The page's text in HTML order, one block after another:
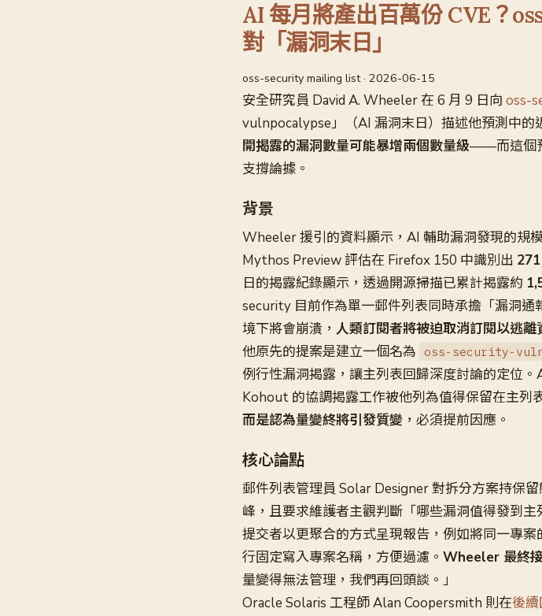
AI 每月將產出百萬份 CVE？
對「漏洞末日」
oss-security mailing list · 2026-06-15
安全研究員 David A. Wheeler 在 6 月 9 日向 oss-
vulnpocalypse」（AI 漏洞末日）描述他預測中的
開揭露的漏洞數量可能暴增兩個數量級——而這個
支撐論據。
背景
Wheeler 援引的資料顯示，AI 輔助漏洞發現的規
Mythos Preview 評估在 Firefox 150 中識別出
日的揭露紀錄顯示，透過開源掃描已累計揭露約
security 目前作為單一郵件列表同時承擔「漏洞
境下將會崩潰， 人類訂閱者將被迫取消訂閱以逃離
他原先的提案是建立一個名為
oss-security-
例行性漏洞揭露，讓主列表回歸深度討論的定位
Kohout 的協調揭露工作被他列為值得保留在主列
而是認為量變終將引發質變 ，必須提前因應。
核心論點
郵件列表管理員 Solar Designer 對拆分方案持保
峰，且要求維護者主觀判斷「哪些漏洞值得發到
提交者以更聚合的方式呈現報告，例如將同一專
行固定寫入專案名稱，方便過濾。 Wheeler 最終
量變得無法管理，我們再回頭談。」
Oracle Solaris 工程師 Alan Coopersmith 則在後續